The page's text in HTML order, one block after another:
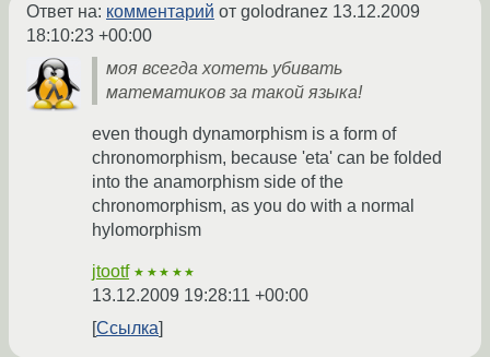
Ответ на: комментарий от golodranez 13.12.2009
18:10:23 +00:00
моя всегда хотеть убивать
математиков за такой языка!
even though dynamorphism is a form of
chronomorphism, because 'eta' can be folded
into the anamorphism side of the
chronomorphism, as you do with a normal
hylomorphism
jtootf ★★★★★
13.12.2009 19:28:11 +00:00
Ссылка